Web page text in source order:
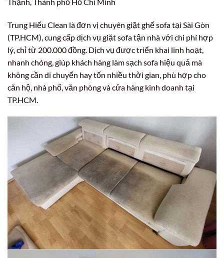
Thạnh, Thành phố Hồ Chí Minh
Trung Hiếu Clean là đơn vị chuyên giặt ghế sofa tại Sài Gòn
(TP.HCM), cung cấp dịch vụ giặt sofa tận nhà với chi phí hợp
lý, chỉ từ 200.000 đồng. Dịch vụ được triển khai linh hoạt,
nhanh chóng, giúp khách hàng làm sạch sofa hiệu quả mà
không cần di chuyển hay tốn nhiều thời gian, phù hợp cho
căn hộ, nhà phố, văn phòng và cửa hàng kinh doanh tại
TP.HCM.